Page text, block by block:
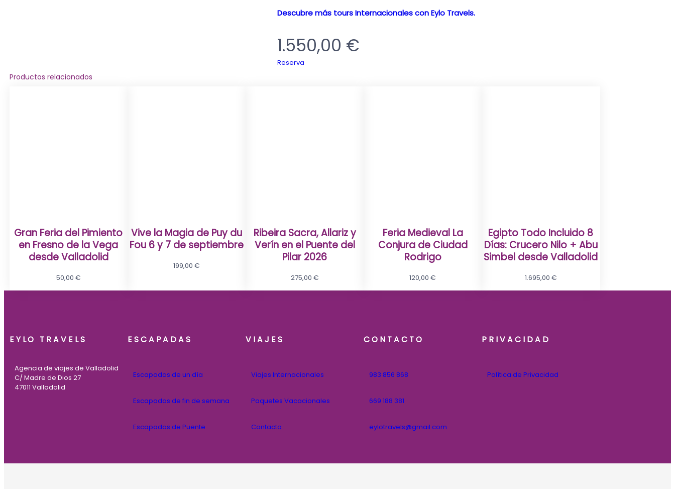
Descubre más tours Internacionales con Eylo Travels.
1.550,00 €
Reserva
Productos relacionados
Gran Feria del Pimiento
en Fresno de la Vega
desde Valladolid
50,00 €
Vive la Magia de Puy du
Fou 6 y 7 de septiembre
199,00 €
Ribeira Sacra, Allariz y
Verín en el Puente del
Pilar 2026
275,00 €
Feria Medieval La
Conjura de Ciudad
Rodrigo
120,00€
Egipto Todo Incluido 8
Días: Crucero Nilo + Abu
Simbel desde Valladolid
1.695,00 €
EYLO TRAVELS
Agencia de viajes de Valladolid
C/ Madre de Dios 27
47011 Valladolid
ESCAPADAS
Escapadas de un día
Escapadas de fin de semana
Escapadas de Puente
VIAJES
Viajes Internacionales
Paquetes Vacacionales
Contacto
CONTACTO
983 856 868
669 188 381
eylotravels@gmail.com
PRIVACIDAD
Política de Privacidad